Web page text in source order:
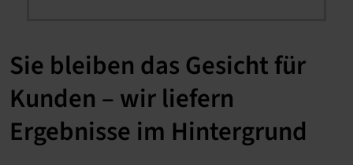
Sie bleiben das Gesicht für
Kunden – wir liefern
Ergebnisse im Hintergrund